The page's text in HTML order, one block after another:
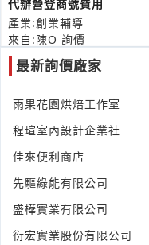
產業:創業輔導
來自:陳O 詢價
時間:08/07 21:00
***75795879@icloud.com
我想要蓋溫室詢價
來自:0OO9OO3OO3 詢價
時間:08/07 19:05
***20099@gmail.com
陶瓷碗少量是否能收購
產業:餐飲食品設備製造代理
來自:羅OO 詢價
最新詢價廠家
雨果花園烘焙工作室
程瑄室內設計企業社
佳來便利商店
先驅綠能有限公司
盛樺實業有限公司
衍宏實業股份有限公司